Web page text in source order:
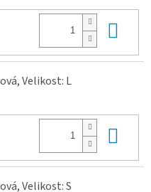
Velikost: L
Velikost: S